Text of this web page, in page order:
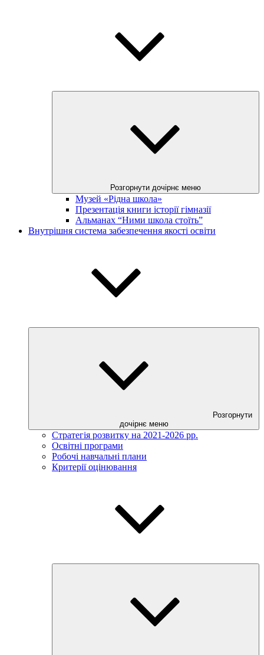
Розгорнути дочірнє меню
Музей «Рідна школа»
Презентація книги історії гімназії
Альманах “Ними школа стоїть”
Внутрішня система забезпечення якості освіти
Розгорнути
дочірнє меню
Стратегія розвитку на 2021-2026 рр.
Освітні програми
Робочі навчальні плани
Критерії оцінювання